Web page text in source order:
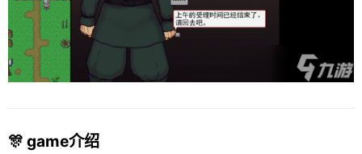
🎊 game介绍